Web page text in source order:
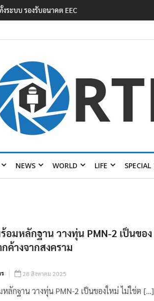
นสัมพันธ์ ‘มิน ออง ไลง์’
NEWS WORLD LIFE SPECIAL
อมหลักฐาน วางทุ่น PMN-2 เป็นของ
ค้างจากสงคราม
28 สิงหาคม 2025
ลักฐาน วางทุ่น PMN-2 เป็นของใหม่ ไม่ใช่ต […]